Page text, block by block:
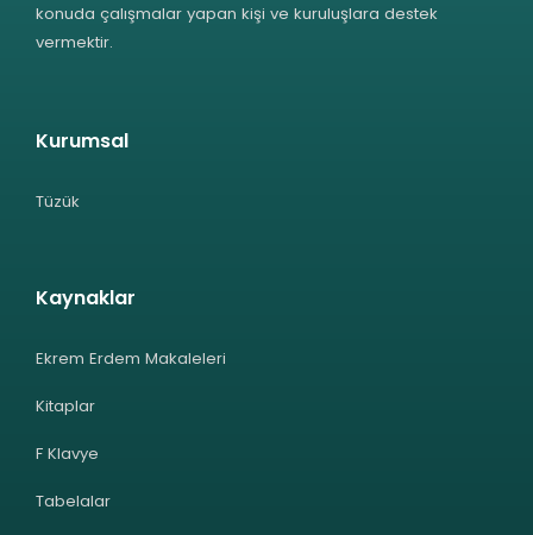
konuda çalışmalar yapan kişi ve kuruluşlara destek
vermektir.
Kurumsal
Tüzük
Kaynaklar
Ekrem Erdem Makaleleri
Kitaplar
F Klavye
Tabelalar